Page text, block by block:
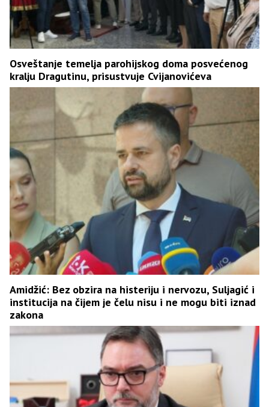
Osveštanje temelja parohijskog doma posvećenog
kralju Dragutinu, prisustvuje Cvijanovićeva
Amidžić: Bez obzira na histeriju i nervozu, Suljagić i
institucija na čijem je čelu nisu i ne mogu biti iznad
zakona